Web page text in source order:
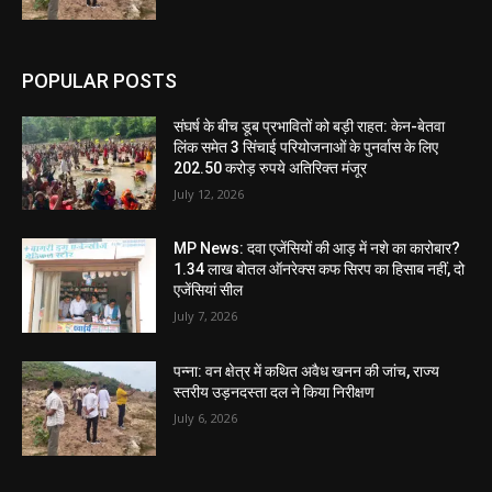
POPULAR POSTS
संघर्ष के बीच डूब प्रभावितों को बड़ी राहत: केन-बेतवा
लिंक समेत 3 सिंचाई परियोजनाओं के पुनर्वास के लिए
202.50 करोड़ रुपये अतिरिक्त मंजूर
July 12, 2026
MP News: दवा एजेंसियों की आड़ में नशे का कारोबार?
1.34 लाख बोतल ऑनरेक्स कफ सिरप का हिसाब नहीं, दो
एजेंसियां सील
July 7, 2026
पन्ना: वन क्षेत्र में कथित अवैध खनन की जांच, राज्य
स्तरीय उड़नदस्ता दल ने किया निरीक्षण
July 6, 2026